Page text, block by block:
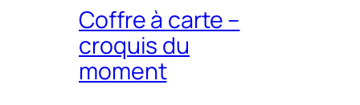
Coffre à carte –
croquis du
moment